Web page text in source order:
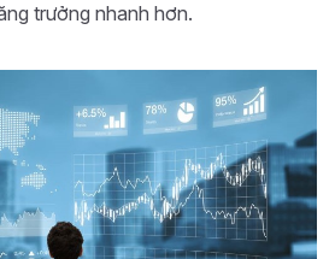
trưởng nhanh hơn.